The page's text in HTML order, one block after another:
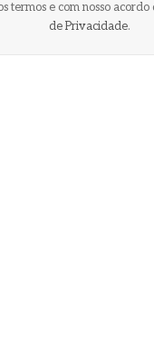
termos e com nosso acordo
de Privacidade.